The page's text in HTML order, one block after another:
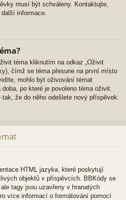
musí být schváleny. Kontaktujte,
informace.
téma kliknutím na odkaz „Oživit
čímž se téma přesune na první místo
mohlo být oživování témat
po které je povoleno téma oživit.
že do něho odešlete nový příspěvek.
HTML jazyka, které poskytují
objektů v příspěvcích. BBKódy se
tagy jsou uzavřeny v hranatých
více informací o formátování pomocí